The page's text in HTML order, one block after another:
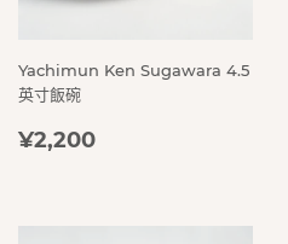
Yachimun Ken Sugawara 4.5
英寸飯碗
定
¥2,200